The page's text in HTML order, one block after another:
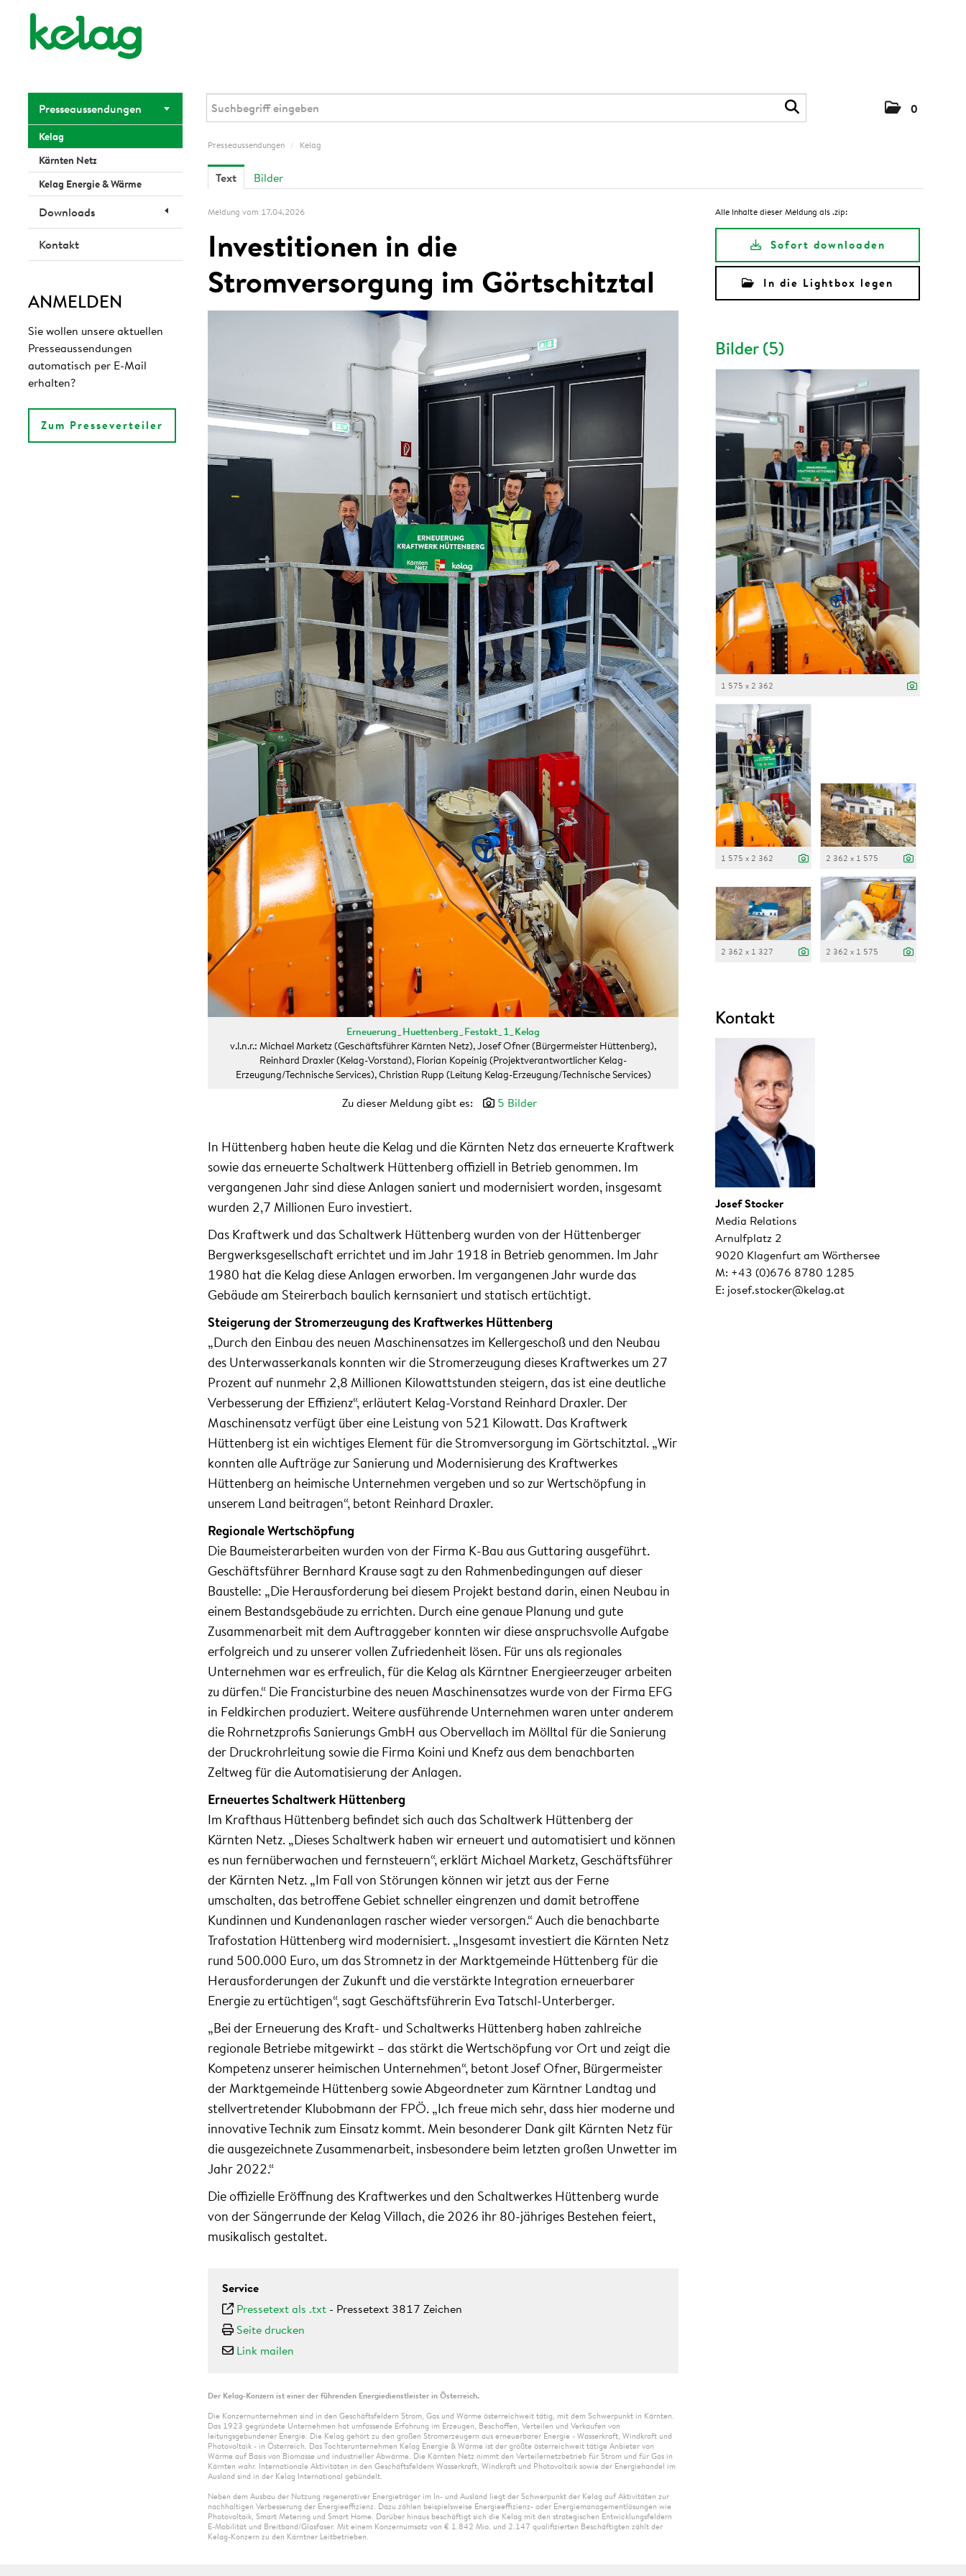
0
Presseaussendungen
Kelag
Kärnten Netz
Kelag Energie & Wärme
Downloads
Kontakt
ANMELDEN
Sie wollen unsere aktuellen
Presseaussendungen
automatisch per E-Mail
erhalten?
Zum Presseverteiler
Presseaussendungen / Kelag
Text Bilder
Meldung vom 17.04.2026
Investitionen in die
Stromversorgung im Görtschitztal
Erneuerung_Huettenberg_Festakt_1_Kelag
v.l.n.r.: Michael Marketz (Geschäftsführer Kärnten Netz), Josef Ofner (Bürgermeister Hüttenberg),
Reinhard Draxler (Kelag-Vorstand), Florian Kopeinig (Projektverantwortlicher Kelag-
Erzeugung/Technische Services), Christian Rupp (Leitung Kelag-Erzeugung/Technische Services)
Zu dieser Meldung gibt es: 5 Bilder
In Hüttenberg haben heute die Kelag und die Kärnten Netz das erneuerte Kraftwerk
sowie das erneuerte Schaltwerk Hüttenberg offiziell in Betrieb genommen. Im
vergangenen Jahr sind diese Anlagen saniert und modernisiert worden, insgesamt
wurden 2,7 Millionen Euro investiert.
Das Kraftwerk und das Schaltwerk Hüttenberg wurden von der Hüttenberger
Bergwerksgesellschaft errichtet und im Jahr 1918 in Betrieb genommen. Im Jahr
1980 hat die Kelag diese Anlagen erworben. Im vergangenen Jahr wurde das
Gebäude am Steirerbach baulich kernsaniert und statisch ertüchtigt.
Steigerung der Stromerzeugung des Kraftwerkes Hüttenberg
„Durch den Einbau des neuen Maschinensatzes im Kellergeschoß und den Neubau
des Unterwasserkanals konnten wir die Stromerzeugung dieses Kraftwerkes um 27
Prozent auf nunmehr 2,8 Millionen Kilowattstunden steigern, das ist eine deutliche
Verbesserung der Effizienz“, erläutert Kelag-Vorstand Reinhard Draxler. Der
Maschinensatz verfügt über eine Leistung von 521 Kilowatt. Das Kraftwerk
Hüttenberg ist ein wichtiges Element für die Stromversorgung im Görtschitztal. „Wir
konnten alle Aufträge zur Sanierung und Modernisierung des Kraftwerkes
Hüttenberg an heimische Unternehmen vergeben und so zur Wertschöpfung in
unserem Land beitragen“, betont Reinhard Draxler.
Regionale Wertschöpfung
Die Baumeisterarbeiten wurden von der Firma K-Bau aus Guttaring ausgeführt.
Geschäftsführer Bernhard Krause sagt zu den Rahmenbedingungen auf dieser
Baustelle: „Die Herausforderung bei diesem Projekt bestand darin, einen Neubau in
einem Bestandsgebäude zu errichten. Durch eine genaue Planung und gute
Zusammenarbeit mit dem Auftraggeber konnten wir diese anspruchsvolle Aufgabe
erfolgreich und zu unserer vollen Zufriedenheit lösen. Für uns als regionales
Unternehmen war es erfreulich, für die Kelag als Kärntner Energieerzeuger arbeiten
zu dürfen.“ Die Francisturbine des neuen Maschinensatzes wurde von der Firma EFG
in Feldkirchen produziert. Weitere ausführende Unternehmen waren unter anderem
die Rohrnetzprofis Sanierungs GmbH aus Obervellach im Mölltal für die Sanierung
der Druckrohrleitung sowie die Firma Koini und Knefz aus dem benachbarten
Zeltweg für die Automatisierung der Anlagen.
Erneuertes Schaltwerk Hüttenberg
Im Krafthaus Hüttenberg befindet sich auch das Schaltwerk Hüttenberg der
Kärnten Netz. „Dieses Schaltwerk haben wir erneuert und automatisiert und können
es nun fernüberwachen und fernsteuern“, erklärt Michael Marketz, Geschäftsführer
der Kärnten Netz. „Im Fall von Störungen können wir jetzt aus der Ferne
umschalten, das betroffene Gebiet schneller eingrenzen und damit betroffene
Kundinnen und Kundenanlagen rascher wieder versorgen.“ Auch die benachbarte
Trafostation Hüttenberg wird modernisiert. „Insgesamt investiert die Kärnten Netz
rund 500.000 Euro, um das Stromnetz in der Marktgemeinde Hüttenberg für die
Herausforderungen der Zukunft und die verstärkte Integration erneuerbarer
Energie zu ertüchtigen“, sagt Geschäftsführerin Eva Tatschl-Unterberger.
„Bei der Erneuerung des Kraft- und Schaltwerks Hüttenberg haben zahlreiche
regionale Betriebe mitgewirkt – das stärkt die Wertschöpfung vor Ort und zeigt die
Kompetenz unserer heimischen Unternehmen“, betont Josef Ofner, Bürgermeister
der Marktgemeinde Hüttenberg sowie Abgeordneter zum Kärntner Landtag und
stellvertretender Klubobmann der FPÖ. „Ich freue mich sehr, dass hier moderne und
innovative Technik zum Einsatz kommt. Mein besonderer Dank gilt Kärnten Netz für
die ausgezeichnete Zusammenarbeit, insbesondere beim letzten großen Unwetter im
Jahr 2022.“
Die offizielle Eröffnung des Kraftwerkes und den Schaltwerkes Hüttenberg wurde
von der Sängerrunde der Kelag Villach, die 2026 ihr 80-jähriges Bestehen feiert,
musikalisch gestaltet.
Service
Pressetext als .txt - Pressetext 3817 Zeichen
Seite drucken
Link mailen
Der Kelag-Konzern ist einer der führenden Energiedienstleister in Österreich.
Die Konzernunternehmen sind in den Geschäftsfeldern Strom, Gas und Wärme österreichweit tätig, mit dem Schwerpunkt in Kärnten.
Das 1923 gegründete Unternehmen hat umfassende Erfahrung im Erzeugen, Beschaffen, Verteilen und Verkaufen von
leitungsgebundener Energie. Die Kelag gehört zu den großen Stromerzeugern aus erneuerbarer Energie - Wasserkraft, Windkraft und
Photovoltaik - in Österreich. Das Tochterunternehmen Kelag Energie & Wärme ist der größte österreichweit tätige Anbieter von
Wärme auf Basis von Biomasse und industrieller Abwärme. Die Kärnten Netz nimmt den Verteilernetzbetrieb für Strom und für Gas in
Kärnten wahr. Internationale Aktivitäten in den Geschäftsfeldern Wasserkraft, Windkraft und Photovoltaik sowie der Energiehandel im
Ausland sind in der Kelag International gebündelt.
Neben dem Ausbau der Nutzung regenerativer Energieträger im In- und Ausland liegt der Schwerpunkt der Kelag auf Aktivitäten zur
nachhaltigen Verbesserung der Energieeffizienz. Dazu zählen beispielsweise Energieeffizienz- oder Energiemanagementlösungen wie
Photovoltaik, Smart Metering und Smart Home. Darüber hinaus beschäftigt sich die Kelag mit den strategischen Entwicklungsfeldern
E-Mobilität und Breitband/Glasfaser. Mit einem Konzernumsatz von € 1.842 Mio. und 2.147 qualifizierten Beschäftigten zählt der
Kelag-Konzern zu den Kärntner Leitbetrieben.
Alle Inhalte dieser Meldung als .zip:
Sofort downloaden
In die Lightbox legen
Bilder (5)
1 575 x 2 362
1 575 x 2 362 2 362 x 1 575
2 362 x 1 327 2 362 x 1 575
Kontakt
Josef Stocker
Media Relations
Arnulfplatz 2
9020 Klagenfurt am Wörthersee
M: +43 (0)676 8780 1285
E: josef.stocker@kelag.at